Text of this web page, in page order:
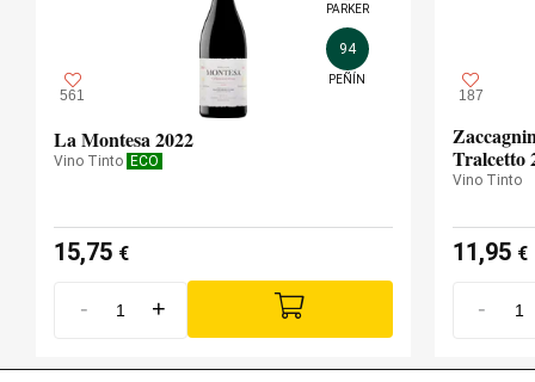
561
PARKER
94
PEÑÍN
La Montesa 2022
Vino Tinto ECO
15,75 €
- +
187
Tralcetto
Vino Tinto
11,95 €
-